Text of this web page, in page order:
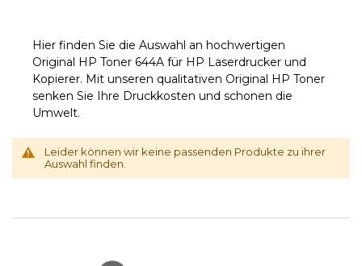
Hier finden Sie die Auswahl an hochwertigen
Original HP Toner 644A für HP Laserdrucker und
Kopierer. Mit unseren qualitativen Original HP Toner
senken Sie Ihre Druckkosten und schonen die
Umwelt.
Leider können wir keine passenden Produkte zu ihrer
Auswahl finden.